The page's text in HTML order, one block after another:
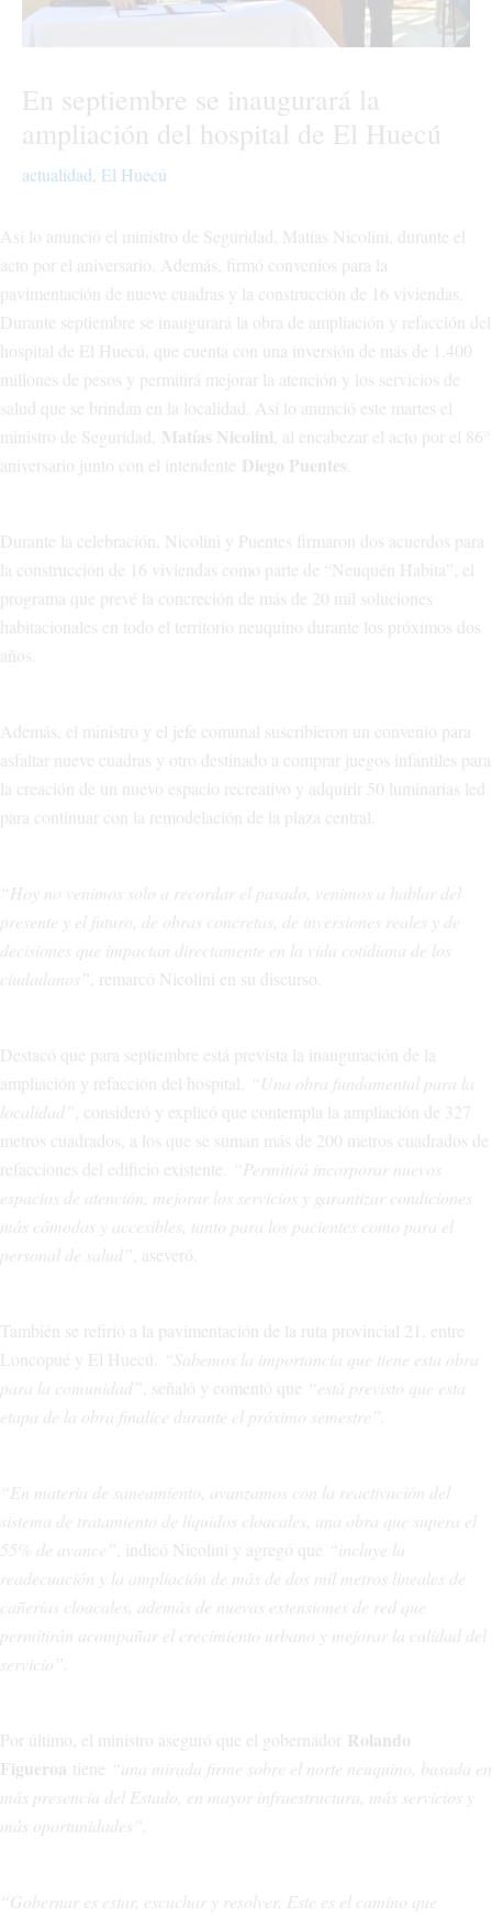
En septiembre se inaugurará la
ampliación del hospital de El Huecú
actualidad, El Huecú
Así lo anunció el ministro de Seguridad, Matías Nicolini, durante el
acto por el aniversario. Además, firmó convenios para la
pavimentación de nueve cuadras y la construcción de 16 viviendas.
Durante septiembre se inaugurará la obra de ampliación y refacción del
hospital de El Huecú, que cuenta con una inversión de más de 1.400
millones de pesos y permitirá mejorar la atención y los servicios de
salud que se brindan en la localidad. Así lo anunció este martes el
ministro de Seguridad, Matías Nicolini , al encabezar el acto por el 86°
aniversario junto con el intendente Diego Puentes
Durante la celebración, Nicolini y Puentes firmaron dos acuerdos para
la construcción de 16 viviendas como parte de “Neuquén Habita”, el
programa que prevé la concreción de más de 20 mil soluciones
habitacionales en todo el territorio neuquino durante los próximos dos
años.
Además, el ministro y el jefe comunal suscribieron un convenio para
asfaltar nueve cuadras y otro destinado a comprar juegos infantiles para
la creación de un nuevo espacio recreativo y adquirir 50 luminarias led
para continuar con la remodelación de la plaza central.
“Hoy no venimos solo a recordar el pasado, venimos a hablar del
presente y el futuro, de obras concretas, de inversiones reales y de
decisiones que impactan directamente en la vida cotidiana de los
ciudadanos” , remarcó Nicolini en su discurso.
Destacó que para septiembre está prevista la inauguración de la
ampliación y refacción del hospital.
“Una obra fundamental para la
localidad” , consideró y explicó que contempla la ampliación de 327
metros cuadrados, a los que se suman más de 200 metros cuadrados de
refacciones del edificio existente.
“Permitirá incorporar nuevos
espacios de atención, mejorar los servicios y garantizar condiciones
más cómodas y accesibles, tanto para los pacientes como para el
personal de salud” , aseveró.
También se refirió a la pavimentación de la ruta provincial 21, entre
Loncopué y El Huecú.
“Sabemos la importancia que tiene esta obra
para la comunidad” , señaló y comentó que “está previsto que esta
etapa de la obra finalice durante el próximo semestre”.
“En materia de saneamiento, avanzamos con la reactivación del
sistema de tratamiento de líquidos cloacales, una obra que supera el
55% de avance” , indicó Nicolini y agregó que “incluye la
readecuación y la ampliación de más de dos mil metros lineales de
cañerías cloacales, además de nuevas extensiones de red que
permitirán acompañar el crecimiento urbano y mejorar la calidad del
servicio”.
Por último, el ministro aseguró que el gobernador Rolando
Figueroa tiene “una mirada firme sobre el norte neuquino, basada en
más presencia del Estado, en mayor infraestructura, más servicios y
más oportunidades”.
“Gobernar es estar, escuchar y resolver. Este es el camino que